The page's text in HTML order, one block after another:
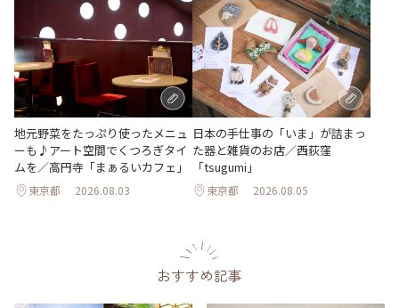
地元野菜をたっぷり使ったメニュ
ーも♪アート空間でくつろぎタイ
ムを／高円寺「まぁるいカフェ」
東京都 2026.08.03
日本の手仕事の「いま」が詰まっ
た器と雑貨のお店／西荻窪
「tsugumi」
東京都 2026.08.05
おすすめ記事